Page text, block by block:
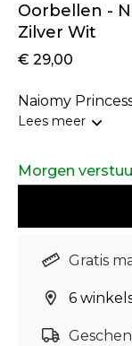
Oorbellen -
Zilver Wit
€ 29,00
Naiomy
Lees meer
Morgen
Gratis
6